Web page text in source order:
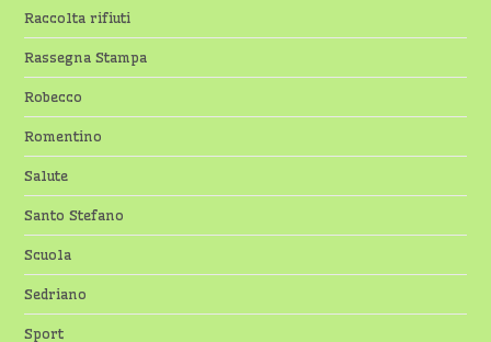
Raccolta rifiuti
Rassegna Stampa
Robecco
Romentino
Salute
Santo Stefano
Scuola
Sedriano
Sport